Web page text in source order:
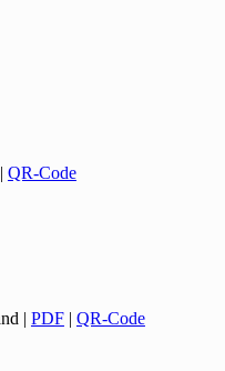
QR-Code
| PDF| QR-Code